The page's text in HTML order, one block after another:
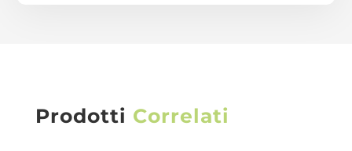
Prodotti Correlati